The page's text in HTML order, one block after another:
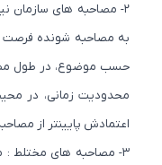
۲- مصاحبه های سازمان
به مصاحبه شونده فرصت
حسب موضوع، در طول مصاحبه
محدودیت زمانی، در محیط
اعتمادش پایینتر از مصاحبه
۳- مصاحبه های مختلط :